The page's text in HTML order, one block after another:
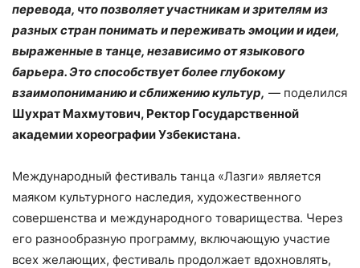
перевода, что позволяет участникам и зрителям из
разных стран понимать и переживать эмоции и идеи,
выраженные в танце, независимо от языкового
барьера. Это способствует более глубокому
взаимопониманию и сближению культур, — поделился
Шухрат Махмутович, Ректор Государственной
академии хореографии Узбекистана.
Международный фестиваль танца «Лазги» является
маяком культурного наследия, художественного
совершенства и международного товарищества. Через
его разнообразную программу, включающую участие
всех желающих, фестиваль продолжает вдохновлять,